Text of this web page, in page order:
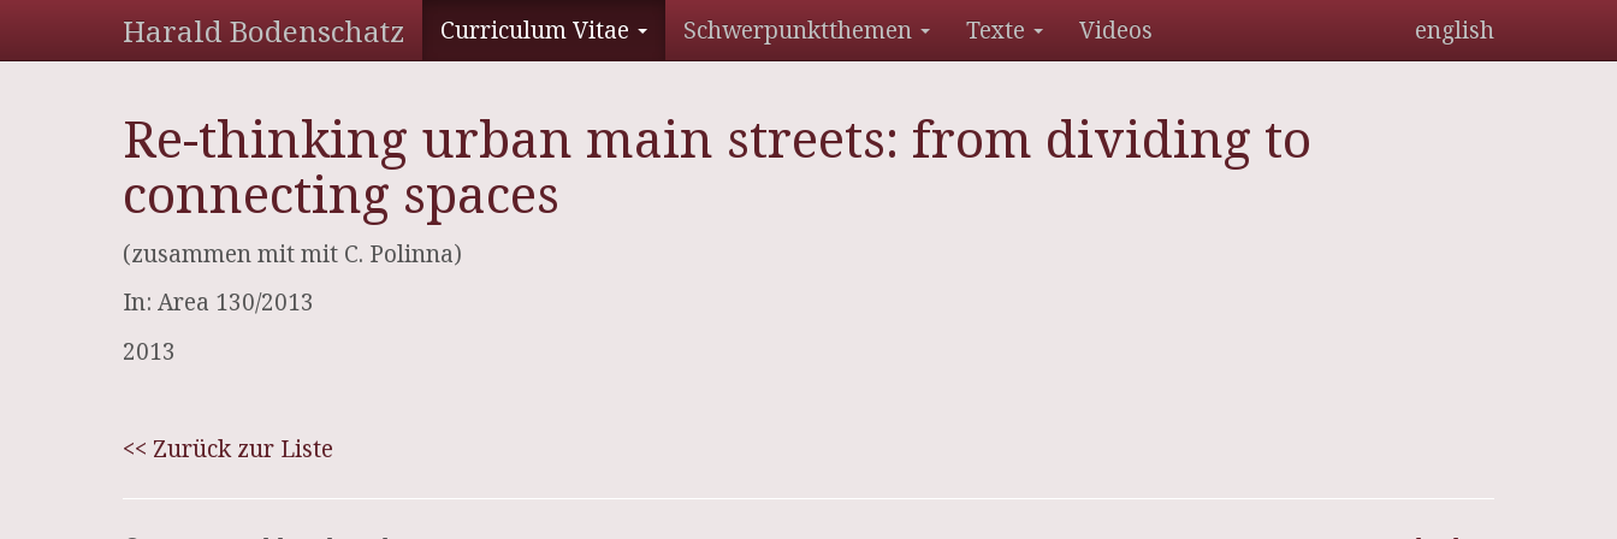
Harald Bodenschatz Curriculum Vitae Schwerpunktthemen Texte Videos english
Re-thinking urban main streets: from dividing to
connecting spaces
(zusammen mit mit C. Polinna)
In: Area 130/2013
2013
<< Zurück zur Liste